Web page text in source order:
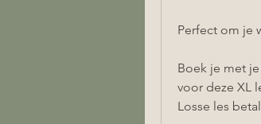
Perfect om je
Boek je met
voor deze XL
Losse les